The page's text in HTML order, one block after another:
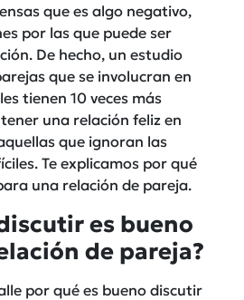
que esalgo negativo,
por las que puede ser
De hecho, un estudio
que se involucran en
tienen 10 veces más
una relación feliz en
que ignoran las
Te explicamos por qué
una relación de pareja.
es bueno
de pareja?
por qué es bueno discutir